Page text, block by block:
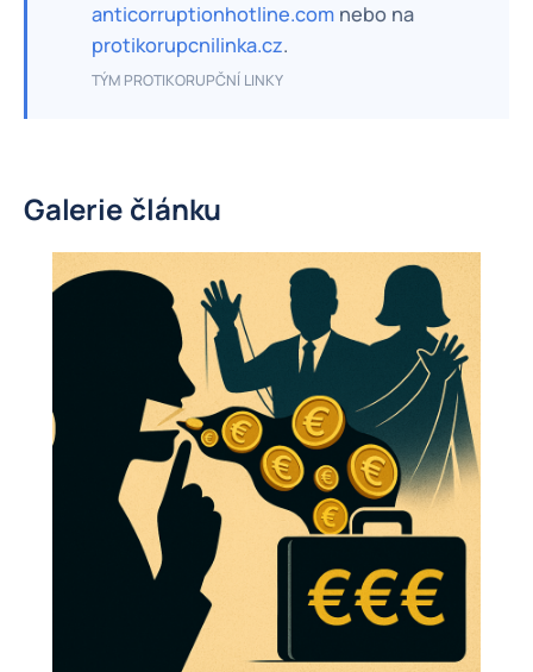
anticorruptionhotline.com nebo na
protikorupcnilinka.cz.
TÝM PROTIKORUPČNÍ LINKY
Galerie článku